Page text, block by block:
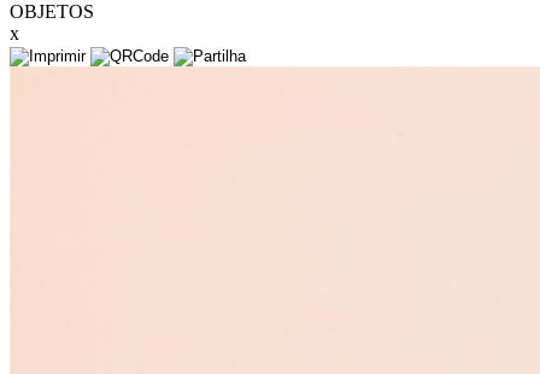
OBJETOS
x